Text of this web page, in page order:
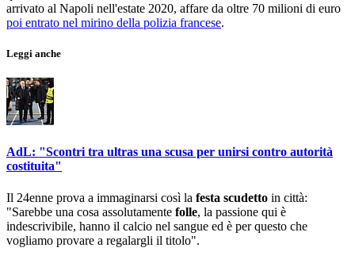
arrivato al Napoli nell'estate 2020, affare da oltre 70 milioni di euro
poi entrato nel mirino della polizia francese.
Leggi anche
AdL: "Scontri tra ultras una scusa per unirsi contro autorità
costituita"
Il 24enne prova a immaginarsi così la festa scudetto in città:
"Sarebbe una cosa assolutamente folle, la passione qui è
indescrivibile, hanno il calcio nel sangue ed è per questo che
vogliamo provare a regalargli il titolo".